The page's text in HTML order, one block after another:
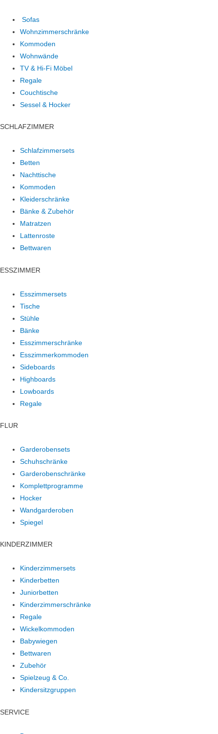
Sofas
Wohnzimmerschränke
Kommoden
Wohnwände
TV & Hi-Fi Möbel
Regale
Couchtische
Sessel & Hocker
SCHLAFZIMMER
Schlafzimmersets
Betten
Nachttische
Kommoden
Kleiderschränke
Bänke & Zubehör
Matratzen
Lattenroste
Bettwaren
ESSZIMMER
Esszimmersets
Tische
Stühle
Bänke
Esszimmerschränke
Esszimmerkommoden
Sideboards
Highboards
Lowboards
Regale
FLUR
Garderobensets
Schuhschränke
Garderobenschränke
Komplettprogramme
Hocker
Wandgarderoben
Spiegel
KINDERZIMMER
Kinderzimmersets
Kinderbetten
Juniorbetten
Kinderzimmerschränke
Regale
Wickelkommoden
Babywiegen
Bettwaren
Zubehör
Spielzeug & Co.
Kindersitzgruppen
SERVICE